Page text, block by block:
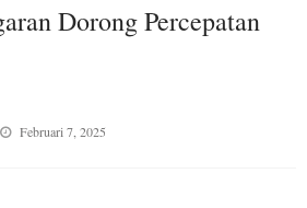
Dorong Percepatan
Posted
Februari 7, 2025